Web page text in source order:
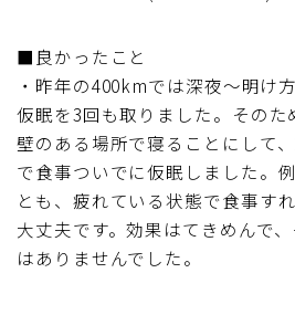
■良かったこと
・昨年の400kmでは深夜～明け
仮眠を3回も取りました。そのた
壁のある場所で寝ることにして
で食事ついでに仮眠しました。
とも、疲れている状態で食事す
大丈夫です。効果はてきめんで
はありませんでした。